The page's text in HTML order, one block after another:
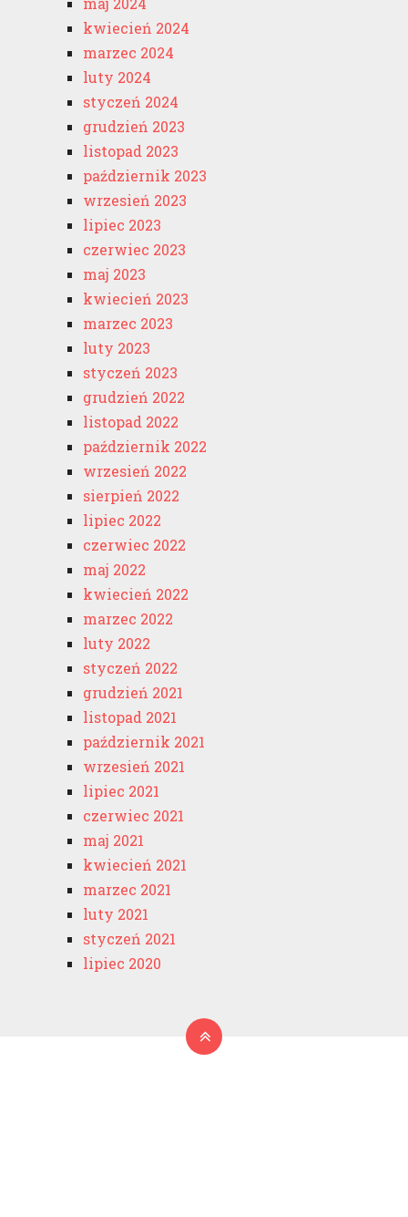
kwiecień 2024
marzec 2024
luty 2024
styczeń 2024
grudzień 2023
listopad 2023
październik 2023
wrzesień 2023
lipiec 2023
czerwiec 2023
maj 2023
kwiecień 2023
marzec 2023
luty 2023
styczeń 2023
grudzień 2022
listopad 2022
październik 2022
wrzesień 2022
sierpień 2022
lipiec 2022
czerwiec 2022
maj 2022
kwiecień 2022
marzec 2022
luty 2022
styczeń 2022
grudzień 2021
listopad 2021
październik 2021
wrzesień 2021
lipiec 2021
czerwiec 2021
maj 2021
kwiecień 2021
marzec 2021
luty 2021
styczeń 2021
lipiec 2020